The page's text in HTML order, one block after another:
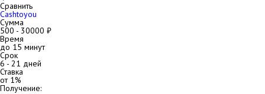
Сравнить
Cashtoyou
Сумма
500 - 30000 ₽
Время
до 15 минут
Срок
6- 21 дней
Ставка
от 1%
Получение: